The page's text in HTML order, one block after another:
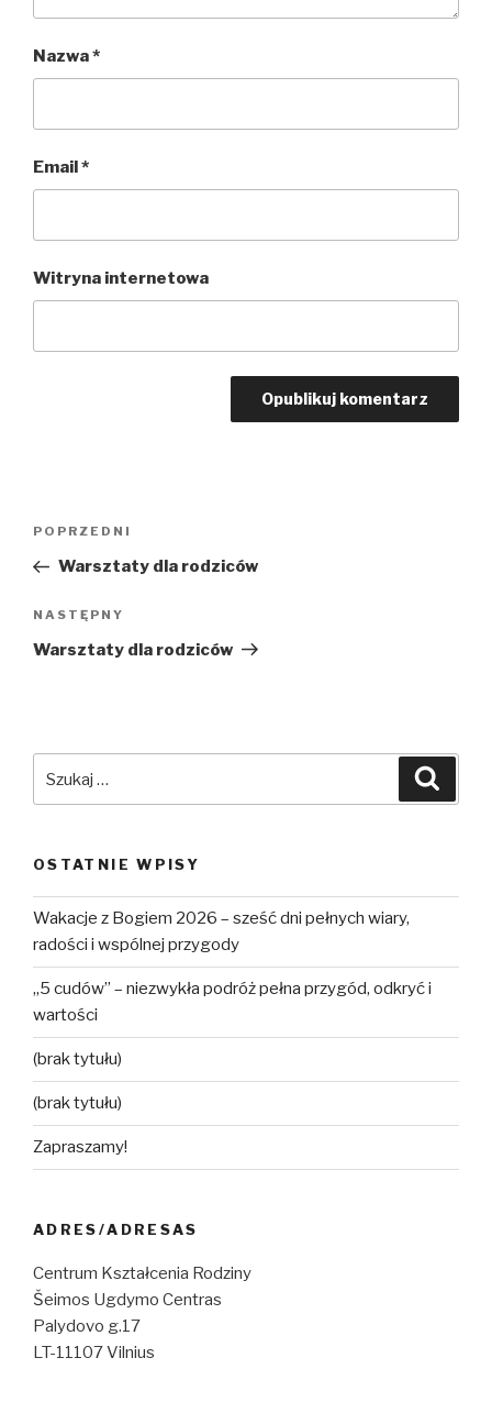
Nazwa*
Email*
Witryna internetowa
Nawigacja
Poprzedni
wpis
POPRZEDNI
Warsztaty dla rodziców
Następny
wpis
NASTĘPNY
Warsztaty dla rodziców
OSTATNIE WPISY
Wakacje z Bogiem 2026 – sześć dni pełnych wiary,
radości i wspólnej przygody
„5 cudów” – niezwykła podróż pełna przygód, odkryć i
wartości
(brak tytułu)
(brak tytułu)
Zapraszamy!
ADRES/ADRESAS
Centrum Kształcenia Rodziny
Šeimos Ugdymo Centras
Palydovo g.17
LT-11107 Vilnius